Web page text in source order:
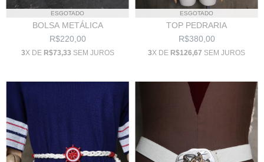
ESGOTADO
BOLSA METÁLICA
R$220,00
3X DE R$73,33 SEM JUROS
ESGOTADO
TOP PEDRARIA
R$380,00
3X DE R$126,67 SEM JUROS